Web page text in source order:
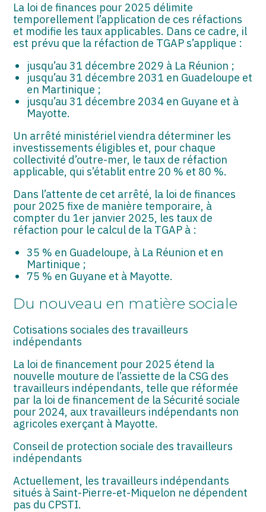
La loi de finances pour 2025 délimite
temporellement l’application de ces réfactions
et modifie les taux applicables. Dans ce cadre, il
est prévu que la réfaction de TGAP s’applique :
jusqu’au 31 décembre 2029 à La Réunion ;
jusqu’au 31 décembre 2031 en Guadeloupe et
en Martinique ;
jusqu’au 31 décembre 2034 en Guyane et à
Mayotte.
Un arrêté ministériel viendra déterminer les
investissements éligibles et, pour chaque
collectivité d’outre-mer, le taux de réfaction
applicable, qui s’établit entre 20 % et 80 %.
Dans l’attente de cet arrêté, la loi de finances
pour 2025 fixe de manière temporaire, à
compter du 1er janvier 2025, les taux de
réfaction pour le calcul de la TGAP à :
35 % en Guadeloupe, à La Réunion et en
Martinique ;
75 % en Guyane et à Mayotte.
Du nouveau en matière sociale
Cotisations sociales des travailleurs
indépendants
La loi de financement pour 2025 étend la
nouvelle mouture de l’assiette de la CSG des
travailleurs indépendants, telle que réformée
par la loi de financement de la Sécurité sociale
pour 2024, aux travailleurs indépendants non
agricoles exerçant à Mayotte.
Conseil de protection sociale des travailleurs
indépendants
Actuellement, les travailleurs indépendants
situés à Saint-Pierre-et-Miquelon ne dépendent
pas du CPSTI.